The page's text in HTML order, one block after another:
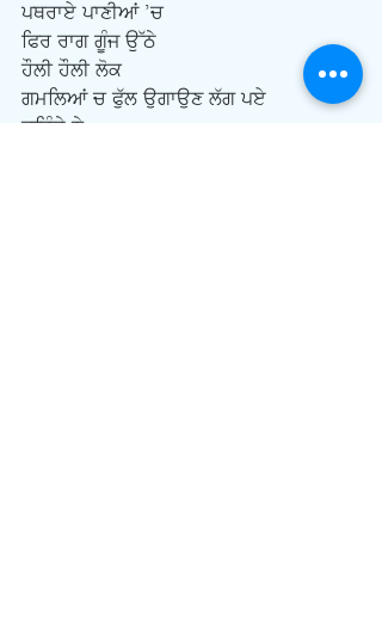
ਪਥਰਾਏ ਪਾਣੀਆਂ ’ਚ
ਫਿਰ ਰਾਗ ਗੂੰਜ ਉੱਠੇ
ਹੌਲੀ ਹੌਲੀ ਲੋਕ
ਗਮਲਿਆਂ ਚ ਫੁੱਲ ਉਗਾਉਣ ਲੱਗ ਪਏ
ਕਹਿੰਦੇ ਨੇ-